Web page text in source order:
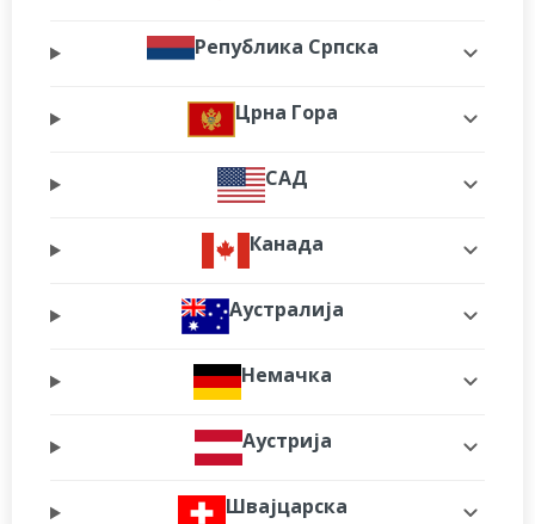
Република Српска
Црна Гора
САД
Канада
Аустралија
Немачка
Аустрија
Швајцарска